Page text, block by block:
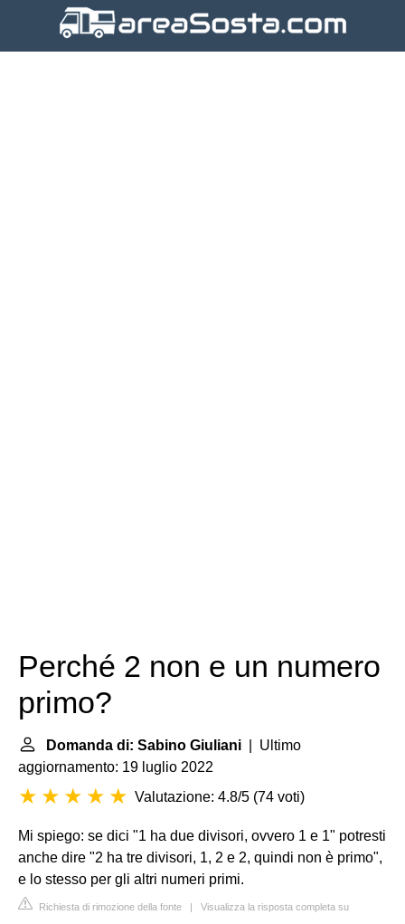
Perché 2 non e un numero
primo?
Domanda di: Sabino Giuliani | Ultimo
aggiornamento: 19 luglio 2022
Valutazione: 4.8/5 (74 voti)
Mi spiego: se dici "1 ha due divisori, ovvero 1 e 1" potresti
anche dire "2 ha tre divisori, 1, 2 e 2, quindi non è primo",
e lo stesso per gli altri numeri primi.
Richiesta di rimozione della fonte | Visualizza la risposta completa su